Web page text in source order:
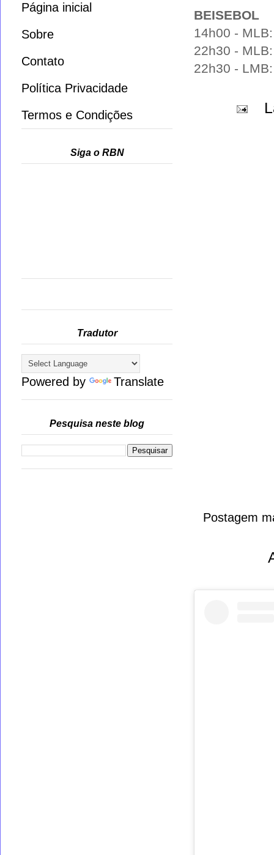
BEISEBOL
14h00 -
22h30 -
22h30 -
Postagem
Página inicial
Sobre
Contato
Política Privacidade
Termos e Condições
Siga o RBN
Tradutor
Powered by Translate
Pesquisa neste blog